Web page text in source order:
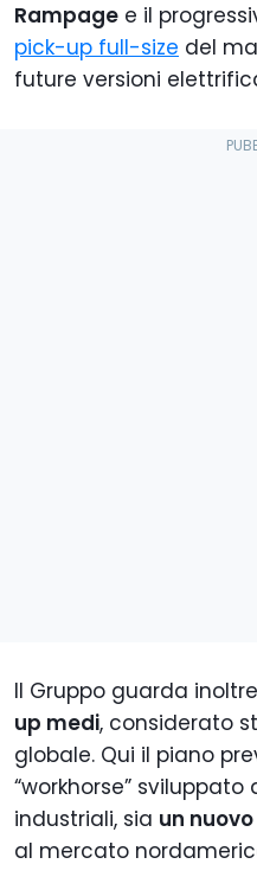
Rampage e il
pick-up full-size del
future versioni
Il Gruppo guarda
up medi, considerato
globale. Qui il piano
“workhorse”
industriali, sia un
al mercato